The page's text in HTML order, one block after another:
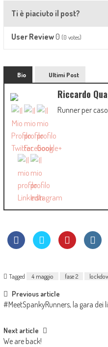
Ti è piaciuto il post?
User Review0 (0 votes)
Bio Ultimi Post
Riccardo
Runner per
Tagged 4 maggio fase 2
Previous article
#MeetSpankyRunners, la gara dei
Next article
We are back!